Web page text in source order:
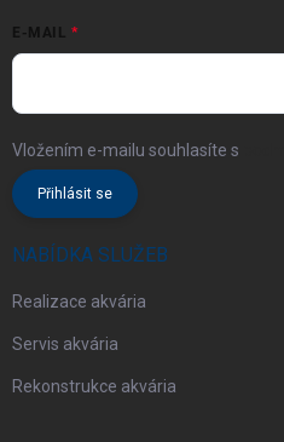
E-MAIL
Vložením e-mailu souhlasíte s
Přihlásit se
NABÍDKA SLUŽEB
Realizace akvária
Servis akvária
Rekonstrukce akvária